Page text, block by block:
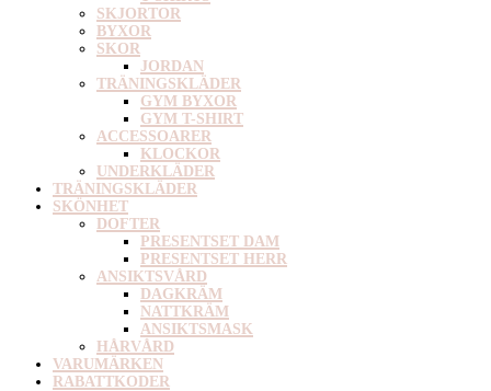
SKJORTOR
BYXOR
SKOR
JORDAN
TRÄNINGSKLÄDER
GYM BYXOR
GYM T-SHIRT
ACCESSOARER
KLOCKOR
UNDERKLÄDER
TRÄNINGSKLÄDER
SKÖNHET
DOFTER
PRESENTSET DAM
PRESENTSET HERR
ANSIKTSVÅRD
DAGKRÄM
NATTKRÄM
ANSIKTSMASK
HÅRVÅRD
VARUMÄRKEN
RABATTKODER